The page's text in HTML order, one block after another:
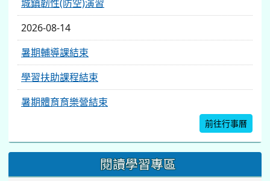
城鎮韌性(防空)演習
2026-08-14
暑期輔導課結束
學習扶助課程結束
暑期體育育樂營結束
前往行事曆
閱讀學習專區